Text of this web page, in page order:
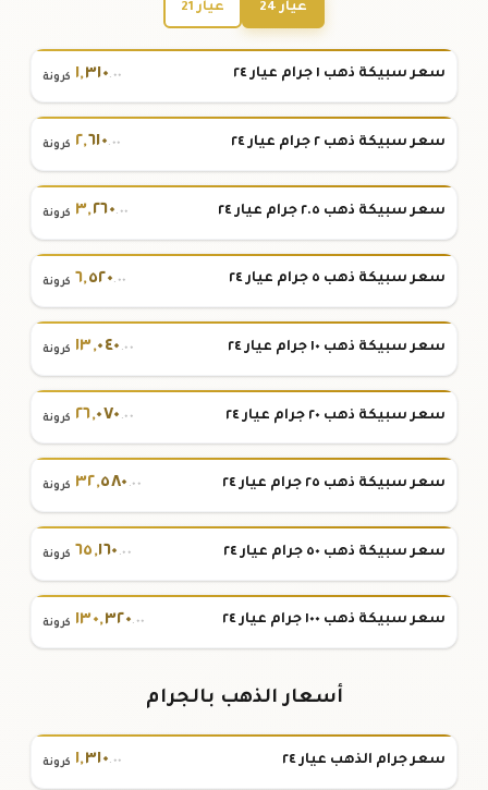
عيار 24 عيار 21
سعر سبيكة ذهب ١ جرام عيار ٢٤ ١,٣١٠.٠٠ كرونة
سعر سبيكة ذهب ٢ جرام عيار ٢٤ ٢,٦١٠.٠٠ كرونة
سعر سبيكة ذهب ٢.٥ جرام عيار ٢٤ ٣,٢٦٠.٠٠ كرونة
سعر سبيكة ذهب ٥ جرام عيار ٢٤ ٦,٥٢٠.٠٠ كرونة
سعر سبيكة ذهب ١٠ جرام عيار ٢٤ ١٣,٠٤٠ .٠٠ كرونة
سعر سبيكة ذهب ٢٠ جرام عيار ٢٤ ٢٦,٠٧٠ .٠٠ كرونة
سعر سبيكة ذهب ٢٥ جرام عيار ٢٤ ٣٢,٥٨٠ .٠٠ كرونة
سعر سبيكة ذهب ٥٠ جرام عيار ٢٤ ٦٥,١٦٠ .٠٠ كرونة
سعر سبيكة ذهب ١٠٠ جرام عيار ٢٤ ١٣٠,٣٢٠.٠٠ كرونة
أسعار الذهب بالجرام
سعر جرام الذهب عيار ٢٤ ١,٣١٠.٠٠ كرونة